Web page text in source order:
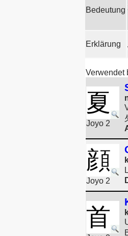
Bedeutung
Erklärung
Verwendet
夏
Joyo 2
顔
Joyo 2
首